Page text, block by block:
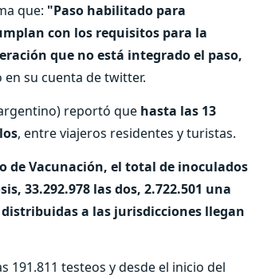
que: "Paso habilitado para
con los requisitos para la
que no está integrado el paso,
en su cuenta de twitter.
reportó que hasta las 13
, entre viajeros residentes y turistas.
de Vacunación, el total de inoculados
33.292.978 las dos, 2.722.501 una
a las jurisdicciones llegan
191.811 testeos y desde el inicio del